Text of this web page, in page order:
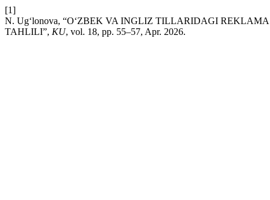
[1]
N. Ug‘lonova, “O‘ZBEK VA INGLIZ TILLARIDAGI
TAHLILI”, KU, vol. 18, pp. 55–57, Apr. 2026.